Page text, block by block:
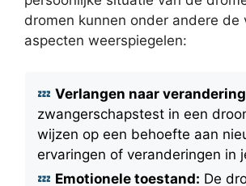
dromen kunnen onder andere de
aspecten weerspiegelen:
Verlangen naar
zwangerschapstest in een
wijzen op een behoefte aan
ervaringen of veranderingen in
Emotionele toestand: De